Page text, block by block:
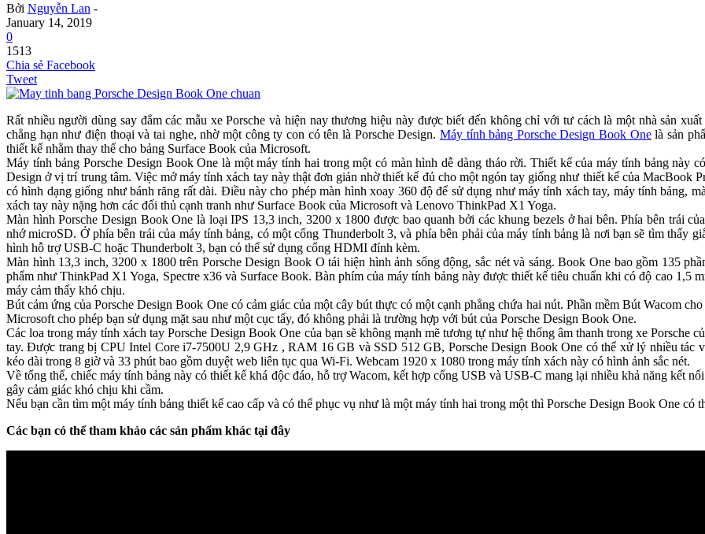
Bởi Nguyễn Lan -
January 14, 2019
0
1513
Chia sẻ Facebook
Tweet
Rất nhiều người dùng say đắm các mẫu xe Porsche và hiện nay thương hiệu này được biết đến không chỉ với tư cách là một nhà sản
chẳng hạn như điện thoại và tai nghe, nhờ một công ty con có tên là Porsche Design. Máy tính bảng Porsche Design Book Onelà sản
thiết kế nhằm thay thế cho bảng Surface Book của Microsoft.
Máy tính bảng Porsche Design Book One là một máy tính hai trong một có màn hình dễ dàng tháo rời. Thiết kế của máy tính bảng này
Design ở vị trí trung tâm. Việc mở máy tính xách tay này thật đơn giản nhờ thiết kế đủ cho một ngón tay giống như thiết kế của MacBook
có hình dạng giống như bánh răng rất dài. Điều này cho phép màn hình xoay 360 độ để sử dụng như máy tính xách tay, máy tính bảng,
xách tay này nặng hơn các đối thủ cạnh tranh như Surface Book của Microsoft và Lenovo ThinkPad X1 Yoga.
Màn hình Porsche Design Book One là loại IPS 13,3 inch, 3200 x 1800 được bao quanh bởi các khung bezels ở hai bên. Phía bên trái
nhớ microSD. Ở phía bên trái của máy tính bảng, có một cổng Thunderbolt 3, và phía bên phải của máy tính bảng là nơi bạn sẽ tìm thấy
hình hỗ trợ USB-C hoặc Thunderbolt 3, bạn có thể sử dụng cổng HDMI đính kèm.
Màn hình 13,3 inch, 3200 x 1800 trên Porsche Design Book O tái hiện hình ảnh sống động, sắc nét và sáng. Book One bao gồm 135
phẩm như ThinkPad X1 Yoga, Spectre x36 và Surface Book. Bàn phím của máy tính bảng này được thiết kế tiêu chuẩn khi có độ cao 1,5
máy cảm thấy khó chịu.
Bút cảm ứng của Porsche Design Book One có cảm giác của một cây bút thực có một cạnh phẳng chứa hai nút. Phần mềm Bút Wacom
Microsoft cho phép bạn sử dụng mặt sau như một cục tẩy, đó không phải là trường hợp với bút của Porsche Design Book One.
Các loa trong máy tính xách tay Porsche Design Book One của bạn sẽ không mạnh mẽ tương tự như hệ thống âm thanh trong xe Porsche
tay. Được trang bị CPU Intel Core i7-7500U 2,9 GHz , RAM 16 GB và SSD 512 GB, Porsche Design Book One có thể xử lý nhiều tác
kéo dài trong 8 giờ và 33 phút bao gồm duyệt web liên tục qua Wi-Fi. Webcam 1920 x 1080 trong máy tính xách này có hình ảnh sắc nét.
Về tổng thể, chiếc máy tính bảng này có thiết kế khá độc đáo, hỗ trợ Wacom, kết hợp cổng USB và USB-C mang lại nhiều khả năng kết
gây cảm giác khó chịu khi cầm.
Nếu bạn cần tìm một máy tính bảng thiết kế cao cấp và có thể phục vụ như là một máy tính hai trong một thì Porsche Design Book One có
Các bạn có thể tham khảo các sản phẩm khác tại đây